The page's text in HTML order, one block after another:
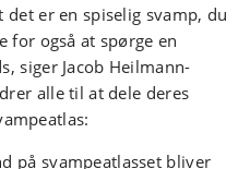
er en spiselig svamp, du
for også at spørge en
siger Jacob Heilmann-
alle til at dele deres
på svampeatlasset bliver